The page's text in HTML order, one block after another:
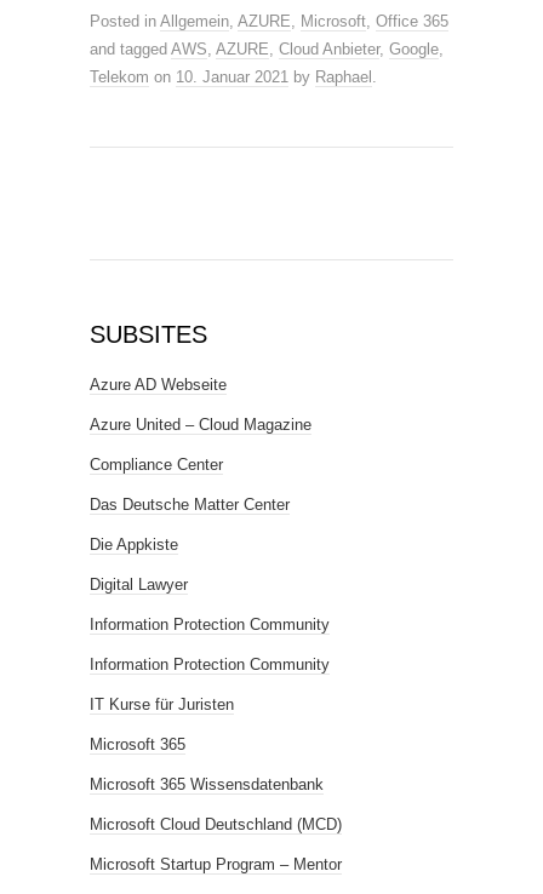
Posted in Allgemein, AZURE, Microsoft, Office 365
and tagged AWS, AZURE, Cloud Anbieter, Google,
Telekom on 10. Januar 2021 by Raphael .
SUBSITES
Azure AD Webseite
Azure United – Cloud Magazine
Compliance Center
Das Deutsche Matter Center
Die Appkiste
Digital Lawyer
Information Protection Community
Information Protection Community
IT Kurse für Juristen
Microsoft 365
Microsoft 365 Wissensdatenbank
Microsoft Cloud Deutschland (MCD)
Microsoft Startup Program – Mentor